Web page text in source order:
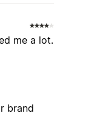
me a lot.
brand